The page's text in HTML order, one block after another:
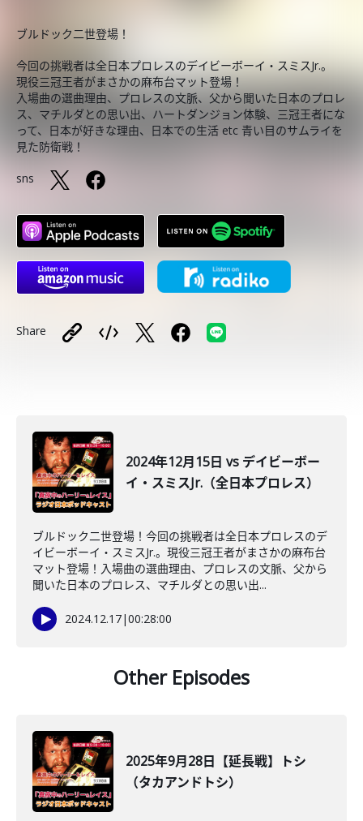
ブルドック二世登場！
今回の挑戦者は全日本プロレスのデイビーボーイ・スミスJr.。
現役三冠王者がまさかの麻布台マット登場！
入場曲の選曲理由、プロレスの文脈、父から聞いた日本のプロレ
ス、マチルダとの思い出、ハートダンジョン体験、三冠王者にな
って、日本が好きな理由、日本での生活 etc 青い目のサムライを
見た防衛戦！
sns
Share
2024年12月15日 vs デイビーボー
イ・スミスJr.（全日本プロレス）
ブルドック二世登場！今回の挑戦者は全日本プロレスのデ
イビーボーイ・スミスJr.。現役三冠王者がまさかの麻布台
マット登場！入場曲の選曲理由、プロレスの文脈、父から
聞いた日本のプロレス、マチルダとの思い出...
2024.12.17|00:28:00
Other Episodes
2025年9月28日【延長戦】トシ
（タカアンドトシ）